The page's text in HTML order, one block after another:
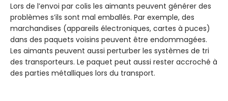
Lors de l’envoi par colis les aimants peuvent générer des
problèmes s’ils sont mal emballés. Par exemple, des
marchandises (appareils électroniques, cartes à puces)
dans des paquets voisins peuvent être endommagées.
Les aimants peuvent aussi perturber les systèmes de tri
des transporteurs. Le paquet peut aussi rester accroché à
des parties métalliques lors du transport.